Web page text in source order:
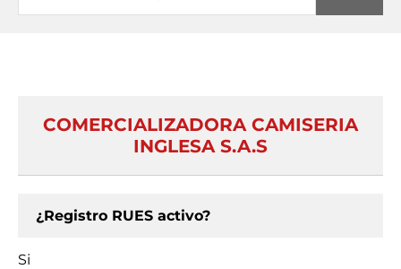
COMERCIALIZADORA CAMISERIA
INGLESA S.A.S
¿Registro RUES activo?
Si